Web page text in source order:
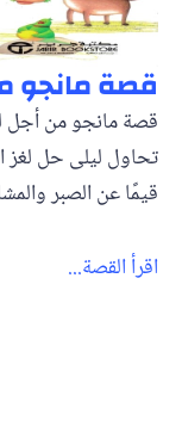
قصة مانجو
قصة مانجو من
تحاول ليلى حل لغز
قيمًا عن الصبر
اقرأ القصة...